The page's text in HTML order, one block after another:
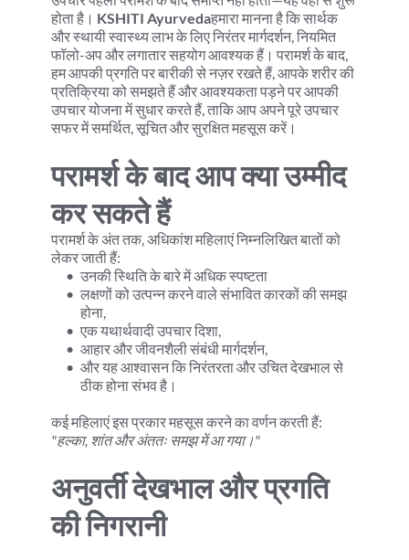
होता है। KSHITI Ayurvedaहमारा मानना है कि सार्थक
और स्थायी स्वास्थ्य लाभ के लिए निरंतर मार्गदर्शन, नियमित
फॉलो-अप और लगातार सहयोग आवश्यक हैं। परामर्श के बाद,
हम आपकी प्रगति पर बारीकी से नज़र रखते हैं, आपके शरीर की
प्रतिक्रिया को समझते हैं और आवश्यकता पड़ने पर आपकी
उपचार योजना में सुधार करते हैं, ताकि आप अपने पूरे उपचार
सफर में समर्थित, सूचित और सुरक्षित महसूस करें।
परामर्श के बाद आप क्या उम्मीद
कर सकते हैं
परामर्श के अंत तक, अधिकांश महिलाएं निम्नलिखित बातों को
लेकर जाती हैं:
उनकी स्थिति के बारे में अधिक स्पष्टता
लक्षणों को उत्पन्न करने वाले संभावित कारकों की समझ
होना,
एक यथार्थवादी उपचार दिशा,
आहार और जीवनशैली संबंधी मार्गदर्शन,
और यह आश्वासन कि निरंतरता और उचित देखभाल से
ठीक होना संभव है।
कई महिलाएं इस प्रकार महसूस करने का वर्णन करती हैं:
"हल्का, शांत और अंततः समझ में आ गया।"
अनुवर्ती देखभाल और प्रगति
की निगरानी